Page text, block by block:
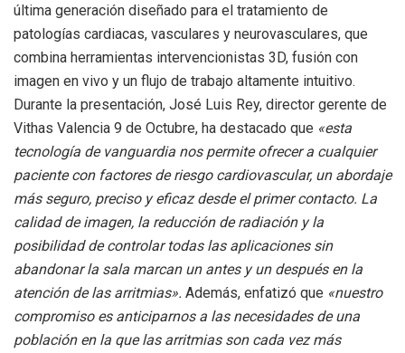
última generación diseñado para el tratamiento de
patologías cardiacas, vasculares y neurovasculares, que
combina herramientas intervencionistas 3D, fusión con
imagen en vivo y un flujo de trabajo altamente intuitivo.
Durante la presentación, José Luis Rey, director gerente de
Vithas Valencia 9 de Octubre, ha destacado que «esta
tecnología de vanguardia nos permite ofrecer a cualquier
paciente con factores de riesgo cardiovascular, un abordaje
más seguro, preciso y eficaz desde el primer contacto. La
calidad de imagen, la reducción de radiación y la
posibilidad de controlar todas las aplicaciones sin
abandonar la sala marcan un antes y un después en la
atención de las arritmias». Además, enfatizó que «nuestro
compromiso es anticiparnos a las necesidades de una
población en la que las arritmias son cada vez más